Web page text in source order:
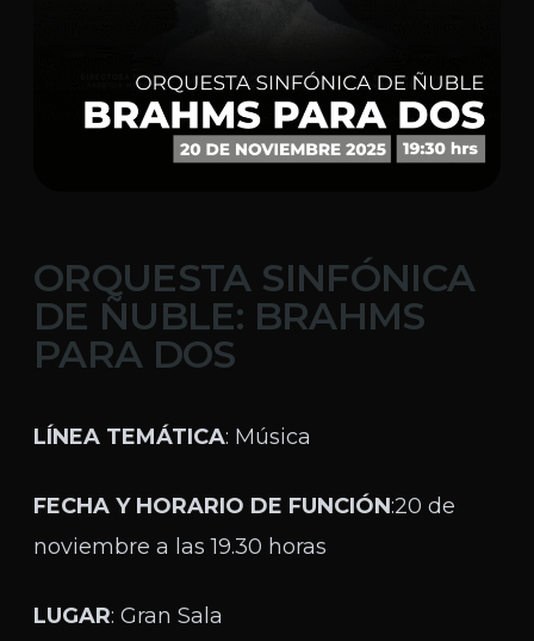
ORQUESTA SINFÓNICA
DE ÑUBLE: BRAHMS
PARA DOS
LÍNEA TEMÁTICA: Música
FECHA Y HORARIO DE FUNCIÓN:20 de
noviembre a las 19.30 horas
LUGAR: Gran Sala